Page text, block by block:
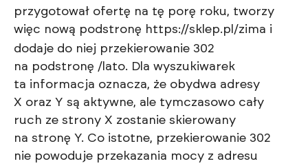
przygotował ofertę na tę porę roku, tworzy
więc nową podstronę https://sklep.pl/zima i
dodaje do niej przekierowanie 302
na podstronę /lato. Dla wyszukiwarek
ta informacja oznacza, że obydwa adresy
X oraz Y są aktywne, ale tymczasowo cały
ruch ze strony X zostanie skierowany
na stronę Y. Co istotne, przekierowanie 302
nie powoduje przekazania mocy z adresu